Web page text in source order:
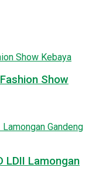
Show
LDII Lamongan